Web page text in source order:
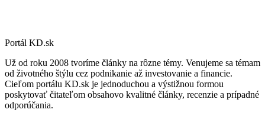
Portál KD.sk
Už od roku 2008 tvoríme články na rôzne témy. Venujeme sa témam
od životného štýlu cez podnikanie až investovanie a financie.
Cieľom portálu KD.sk je jednoduchou a výstižnou formou
poskytovať čitateľom obsahovo kvalitné články, recenzie a prípadné
odporúčania.